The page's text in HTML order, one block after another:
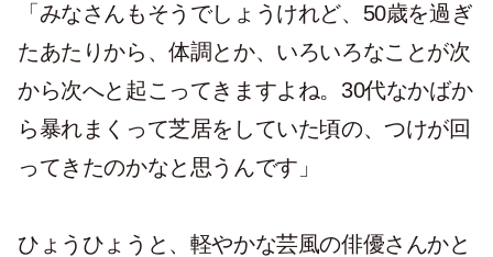
「みなさんもそうでしょうけれど、50歳を過ぎ
たあたりから、体調とか、いろいろなことが次
から次へと起こってきますよね。30代なかばか
ら暴れまくって芝居をしていた頃の、つけが回
ってきたのかなと思うんです」
ひょうひょうと、軽やかな芸風の俳優さんかと